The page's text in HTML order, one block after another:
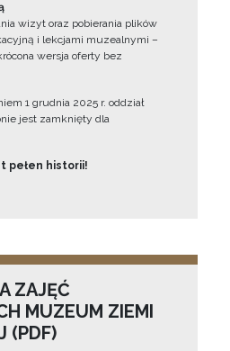
wizyt oraz pobierania plików
i lekcjami muzealnymi –
wersja oferty bez
1 grudnia 2025 r. oddział
jest zamknięty dla
pełen historii!
ZAJĘĆ
MUZEUM ZIEMI
(PDF)